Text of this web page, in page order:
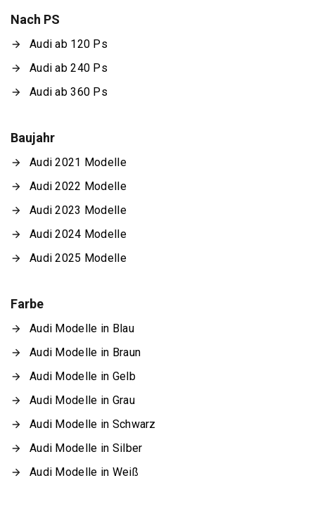
Nach PS
Audi ab 120 Ps
Audi ab 240 Ps
Audi ab 360 Ps
Baujahr
Audi 2021 Modelle
Audi 2022 Modelle
Audi 2023 Modelle
Audi 2024 Modelle
Audi 2025 Modelle
Farbe
Audi Modelle in Blau
Audi Modelle in Braun
Audi Modelle in Gelb
Audi Modelle in Grau
Audi Modelle in Schwarz
Audi Modelle in Silber
Audi Modelle in Weiß